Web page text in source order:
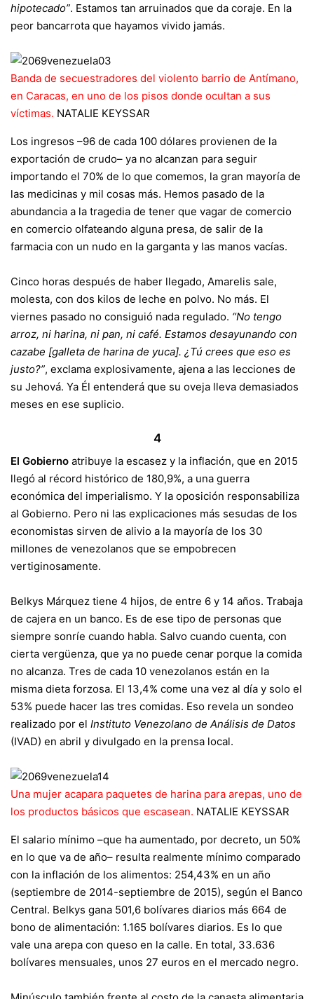
hipotecado”. Estamos tan arruinados que da coraje. En la
peor bancarrota que hayamos vivido jamás.
Banda de secuestradores del violento barrio de Antímano,
en Caracas, en uno de los pisos donde ocultan a sus
víctimas. NATALIE KEYSSAR
Los ingresos –96 de cada 100 dólares provienen de la
exportación de crudo– ya no alcanzan para seguir
importando el 70% de lo que comemos, la gran mayoría de
las medicinas y mil cosas más. Hemos pasado de la
abundancia a la tragedia de tener que vagar de comercio
en comercio olfateando alguna presa, de salir de la
farmacia con un nudo en la garganta y las manos vacías.
Cinco horas después de haber llegado, Amarelis sale,
molesta, con dos kilos de leche en polvo. No más. El
viernes pasado no consiguió nada regulado. “No tengo
arroz, ni harina, ni pan, ni café. Estamos desayunando con
cazabe [galleta de harina de yuca]. ¿Tú crees que eso es
justo?”, exclama explosivamente, ajena a las lecciones de
su Jehová. Ya Él entenderá que su oveja lleva demasiados
meses en ese suplicio.
4
El Gobierno atribuye la escasez y la inflación, que en 2015
llegó al récord histórico de 180,9%, a una guerra
económica del imperialismo. Y la oposición responsabiliza
al Gobierno. Pero ni las explicaciones más sesudas de los
economistas sirven de alivio a la mayoría de los 30
millones de venezolanos que se empobrecen
vertiginosamente.
Belkys Márquez tiene 4 hijos, de entre 6 y 14 años. Trabaja
de cajera en un banco. Es de ese tipo de personas que
siempre sonríe cuando habla. Salvo cuando cuenta, con
cierta vergüenza, que ya no puede cenar porque la comida
no alcanza. Tres de cada 10 venezolanos están en la
misma dieta forzosa. El 13,4% come una vez al día y solo el
53% puede hacer las tres comidas. Eso revela un sondeo
realizado por el Instituto Venezolano de Análisis de Datos
(IVAD) en abril y divulgado en la prensa local.
Una mujer acapara paquetes de harina para arepas, uno de
los productos básicos que escasean. NATALIE KEYSSAR
El salario mínimo –que ha aumentado, por decreto, un 50%
en lo que va de año– resulta realmente mínimo comparado
con la inflación de los alimentos: 254,43% en un año
(septiembre de 2014-septiembre de 2015), según el Banco
Central. Belkys gana 501,6 bolívares diarios más 664 de
bono de alimentación: 1.165 bolívares diarios. Es lo que
vale una arepa con queso en la calle. En total, 33.636
bolívares mensuales, unos 27 euros en el mercado negro.